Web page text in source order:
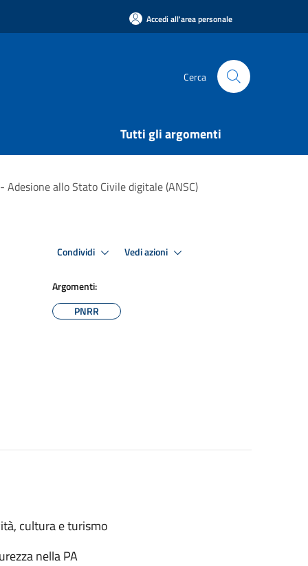
Accedi all'area personale
Cerca
Tutti gli argomenti
allo Stato Civile digitale (ANSC)
Condividi Vedi azioni
Argomenti:
PNRR
cultura e turismo
nella PA